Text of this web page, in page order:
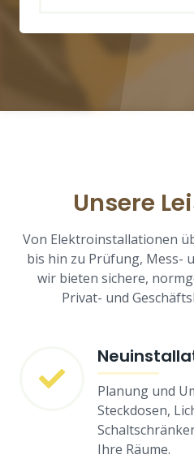
Unsere
Von Elektroinstallationen
bis hin zu Prüfung, Mess-
wir bieten sichere,
Privat- und
Planung und
Steckdosen,
Ihre Räume.